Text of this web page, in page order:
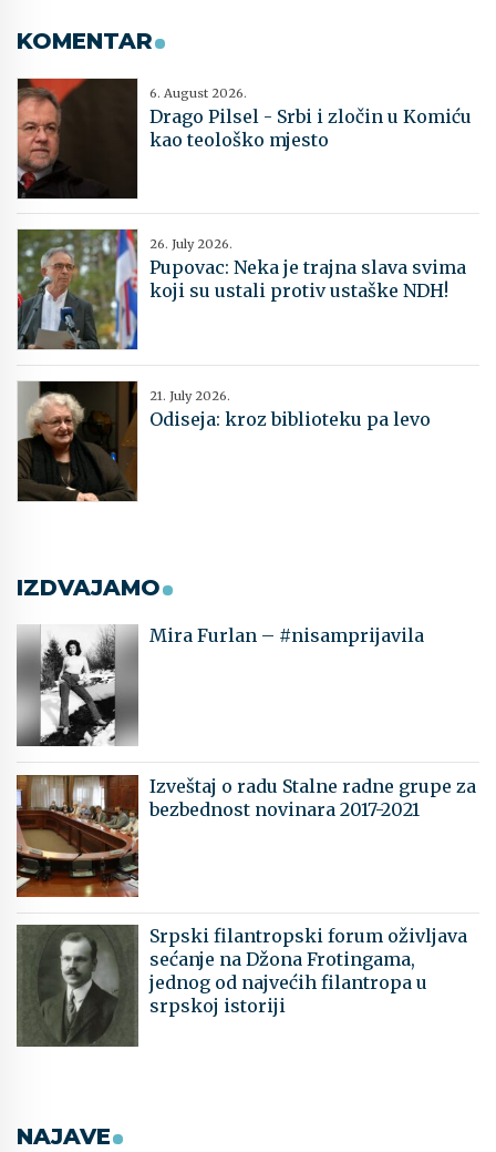
KOMENTAR
6. August 2026.
Drago Pilsel - Srbi i zločin u Komiću
kao teološko mjesto
26. July 2026.
Pupovac: Neka je trajna slava svima
koji su ustali protiv ustaške NDH!
21. July 2026.
Odiseja: kroz biblioteku pa levo
IZDVAJAMO
Mira Furlan – #nisamprijavila
Izveštaj o radu Stalne radne grupe za
bezbednost novinara 2017-2021
Srpski filantropski forum oživljava
sećanje na Džona Frotingama,
jednog od najvećih filantropa u
srpskoj istoriji
NAJAVE